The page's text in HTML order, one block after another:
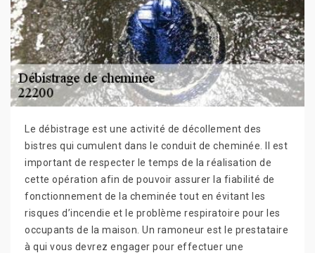
Le débistrage est une activité de décollement des
bistres qui cumulent dans le conduit de cheminée. Il est
important de respecter le temps de la réalisation de
cette opération afin de pouvoir assurer la fiabilité de
fonctionnement de la cheminée tout en évitant les
risques d’incendie et le problème respiratoire pour les
occupants de la maison. Un ramoneur est le prestataire
à qui vous devrez engager pour effectuer une